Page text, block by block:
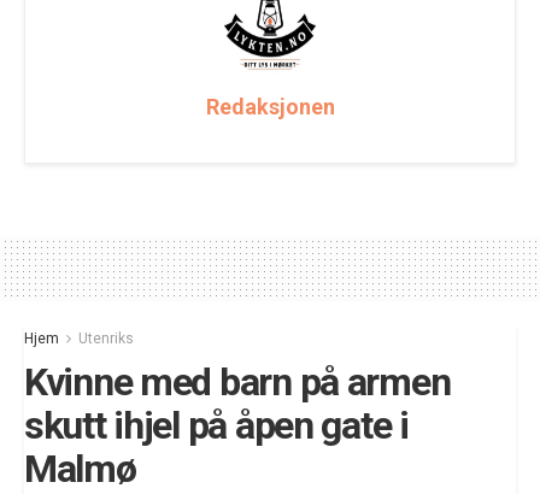
Redaksjonen
Hjem Utenriks
Kvinne med barn på armen
skutt ihjel på åpen gate i
Malmø